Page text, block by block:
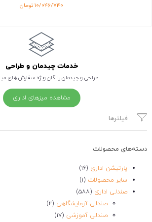
خدمات چیدمان و طراحی
طراحی و چیدمان رایگان ویژه سفارش های
مشاهده میزهای اداری
فیلترها
دسته‌های محصولات
پارتیشن اداری (۱۶)
سایر محصولات (۱)
صندلی اداری (۵۸۸)
صندلی آزمایشگاهی (۲)
صندلی آموزشی (۱۷)
۱۰/۰۴۶/۷۴۰ تومان